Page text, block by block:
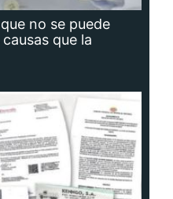
no se puede
que la